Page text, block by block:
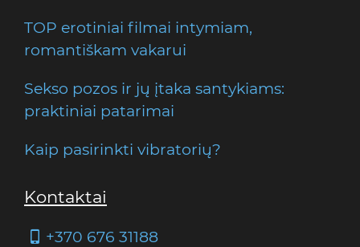
TOP erotiniai filmai intymiam,
romantiškam vakarui
Sekso pozos ir jų įtaka santykiams:
praktiniai patarimai
Kaip pasirinkti vibratorių?
Kontaktai
+370 676 31188